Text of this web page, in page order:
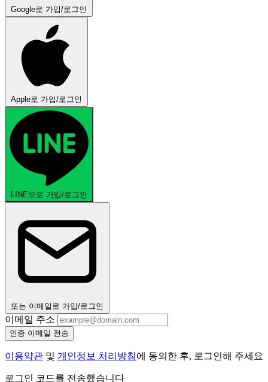
Google로 가입/로그인
Apple로 가입/로그인
LINE으로 가입/로그인
또는 이메일로 가입/로그인
이메일 주소
인증 이메일 전송
이용약관 및 개인정보 처리방침에 동의한 후, 로그인해 주세요
로그인 코드를 전송했습니다